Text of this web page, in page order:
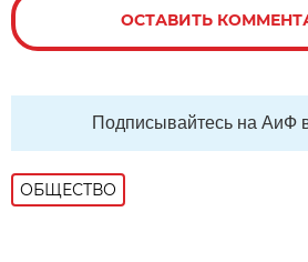
ОСТАВИТЬ
Подписывайтесь на АиФ
ОБЩЕСТВО